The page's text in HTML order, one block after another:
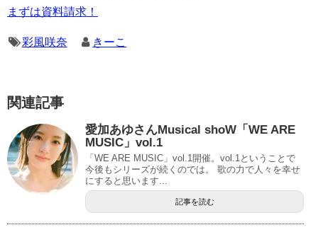
まずは資料請求！
彩風咲奈 きーこ
関連記事
愛加あゆさんMusical shoW「WE ARE
MUSIC」vol.1
「WE ARE MUSIC」vol.1開催。vol.1ということで
今後もシリーズが続くのでは。 歌の力で人々を幸せ
にすると思います...
記事を読む